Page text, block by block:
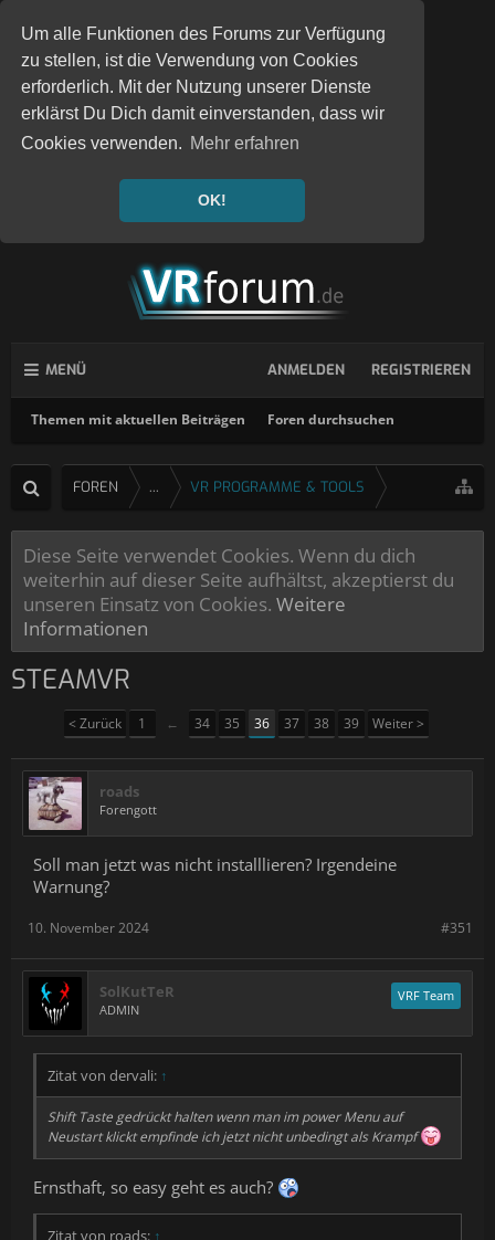
Um alle Funktionen des Forums zur Verfügung
zu stellen, ist die Verwendung von Cookies
erforderlich. Mit der Nutzung unserer Dienste
erklärst Du Dich damit einverstanden, dass wir
Cookies verwenden. Mehr erfahren
OK!
MENÜ
Themen mit aktuellen Beiträgen Foren durchsuchen
ANMELDEN REGISTRIEREN
FOREN ... VR PROGRAMME & TOOLS
Diese Seite verwendet Cookies. Wenn du dich
weiterhin auf dieser Seite aufhältst, akzeptierst du
unseren Einsatz von Cookies. Weitere
Informationen
STEAMVR
< Zurück 1 ← 34 35 36 37 38 39 Weiter >
roads
Forengott
Soll man jetzt was nicht installlieren? Irgendeine
Warnung?
#351
10. November 2024
SolKutTeR
ADMIN
VRF Team
Zitat von dervali: ↑
Shift Taste gedrückt halten wenn man im power Menu auf
Neustart klickt empfinde ich jetzt nicht unbedingt als Krampf
Ernsthaft, so easy geht es auch?
Zitat von roads: ↑